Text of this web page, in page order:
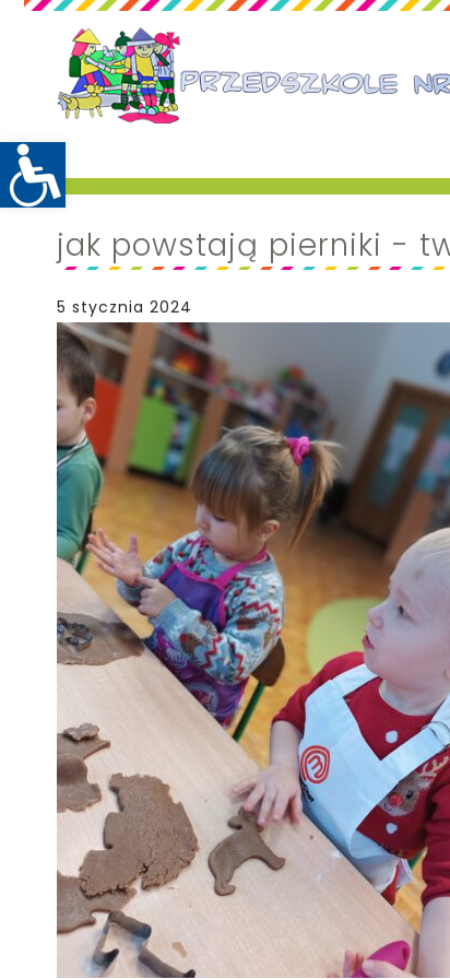
jak powstają pierniki -
5 stycznia 2024